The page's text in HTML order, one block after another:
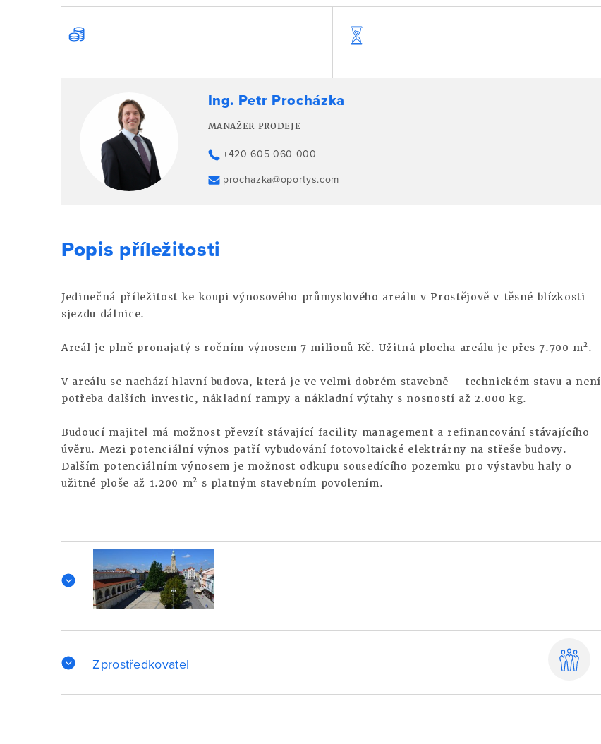
Ing. Petr Procházka
MANAŽER PRODEJE
+420 605 060 000
prochazka@oportys.com
Popis příležitosti
Jedinečná příležitost ke koupi výnosového průmyslového areálu v Prostějově v těsné blízkosti
sjezdu dálnice.
Areál je plně pronajatý s ročním výnosem 7 milionů Kč. Užitná plocha areálu je přes 7.700 m².
V areálu se nachází hlavní budova, která je ve velmi dobrém stavebně – technickém stavu a není
potřeba dalších investic, nákladní rampy a nákladní výtahy s nosností až 2.000 kg.
Budoucí majitel má možnost převzít stávající facility management a refinancování stávajícího
úvěru. Mezi potenciální výnos patří vybudování fotovoltaické elektrárny na střeše budovy.
Dalším potenciálním výnosem je možnost odkupu sousedícího pozemku pro výstavbu haly o
užitné ploše až 1.200 m² s platným stavebním povolením.
Zprostředkovatel